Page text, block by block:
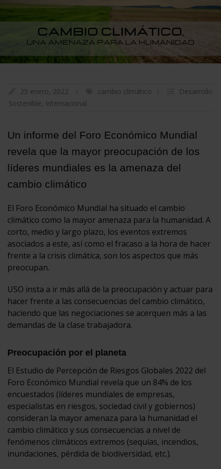
25 enero, 2022 cambio climático
Desarrollo
Sostenible, Internacional
Un informe del Foro Económico Mundial
revela que la mayor preocupación de los
líderes mundiales es la amenaza del
cambio climático
El Foro Económico Mundial ha situado el cambio
climático como la mayor amenaza para la humanidad. A
corto, medio y largo plazo, los eventos extremos
asociados a este, así como el fracaso a la hora de hacer
frente a la crisis climática, son los aspectos que más
preocupan.
USO insta a ir más allá de la preocupación y actuar para
hacer frente a las consecuencias del cambio climático,
haciendo que las negociaciones se acerquen más a las
demandas de la clase trabajadora.
Preocupación por el planeta
El Estudio de Percepción de Riesgos Globales 2022 del
Foro Económico Mundial revela que un 84% de los
encuestados (líderes mundiales de empresas,
especialistas en riesgos, sociedad civil y gobiernos)
consideran la mayor amenaza para la humanidad el
cambio climático y sus consecuencias a nivel de
fenómenos climáticos extremos (sequías, incendios,
inundaciones, pérdida de biodiversidad, etc.).